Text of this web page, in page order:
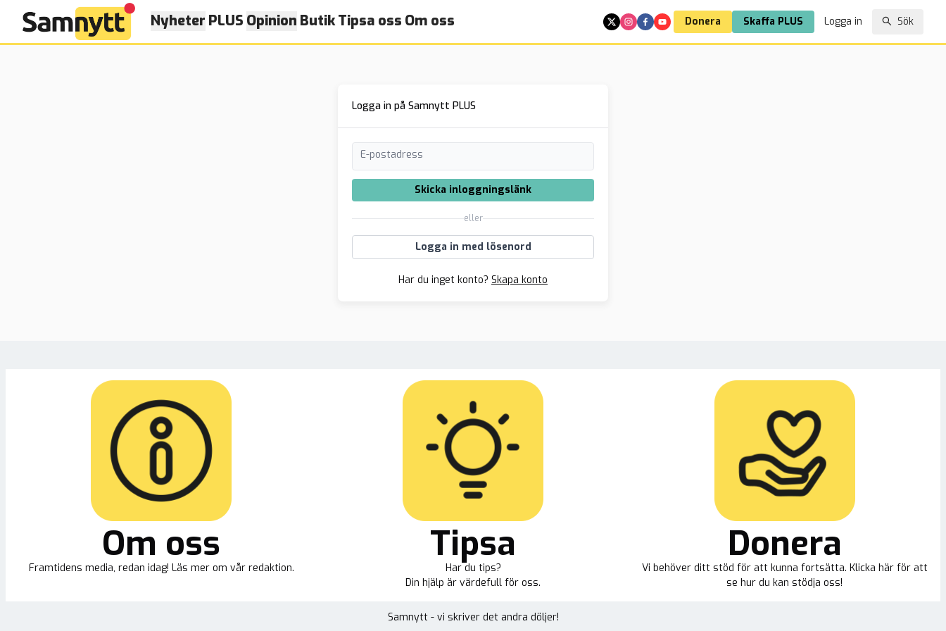
Nyheter PLUS Opinion ButikTipsa oss Om oss Donera Skaffa PLUS Logga in Sök
Logga in på Samnytt PLUS
E-postadress
Skicka inloggningslänk
eller
Logga in med lösenord
Har du inget konto? Skapa konto
Om oss
Framtidens media, redan idag! Läs mer om vår redaktion.
Tipsa
Har du tips?
Din hjälp är värdefull för oss.
Donera
Vi behöver ditt stöd för att kunna fortsätta. Klicka här för att
se hur du kan stödja oss!
Samnytt - vi skriver det andra döljer!